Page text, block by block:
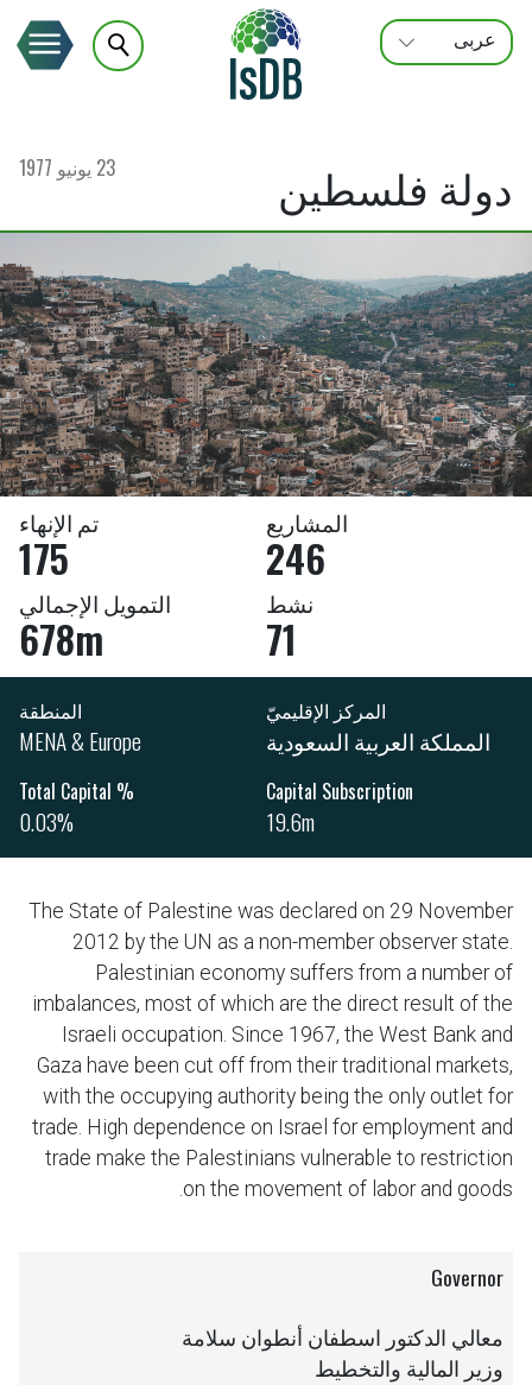
عربى
ENGLISH
FRANÇAIS
دولة فلسطين 23 يونيو 1977
المشاريع
246
تم الإنهاء
175
نشط
71
التمويل الإجمالي
678m
المركز الإقليميّ
المملكة العربية السعودية
المنطقة
MENA & Europe
Capital Subscription
19.6m
% Total Capital
0.03%
The State of Palestine was declared on 29 November
2012 by the UN as a non-member observer state.
Palestinian economy suffers from a number of
imbalances, most of which are the direct result of the
Israeli occupation. Since 1967, the West Bank and
Gaza have been cut off from their traditional markets,
with the occupying authority being the only outlet for
trade. High dependence on Israel for employment and
trade make the Palestinians vulnerable to restriction
on the movement of labor and goods.
Governor
معالي الدكتور اسطفان أنطوان سلامة
وزير المالية والتخطيط